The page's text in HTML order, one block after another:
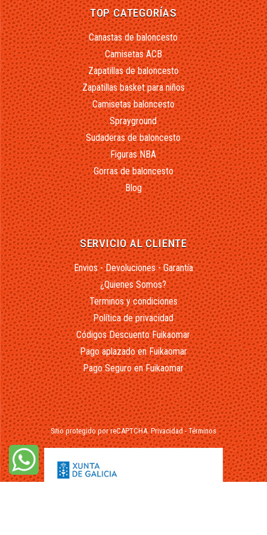
TOP CATEGORÍAS
Canastas de baloncesto
Camisetas ACB
Zapatillas de baloncesto
Zapatillas basket para niños
Camisetas baloncesto
Sprayground
Sudaderas de baloncesto
Figuras NBA
Gorras de baloncesto
Blog
SERVICIO AL CLIENTE
Envios - Devoluciones - Garantía
¿Quienes Somos?
Terminos y condiciones
Política de privacidad
Códigos Descuento Fuikaomar
Pago aplazado en Fuikaomar
Pago Seguro en Fuikaomar
Sitio protegido por reCAPTCHA.Privacidad-Términos